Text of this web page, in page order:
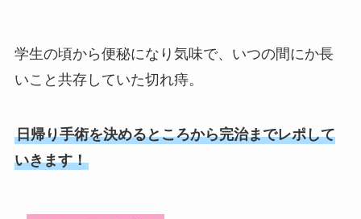
学生の頃から便秘になり気味で、いつの間にか長
いこと共存していた切れ痔。
日帰り手術を決めるところから完治までレポして
いきます！